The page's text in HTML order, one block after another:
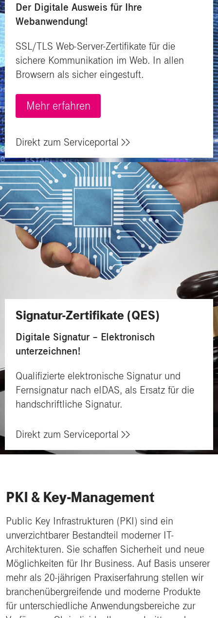
Der Digitale Ausweis für Ihre
Webanwendung!
SSL/TLS Web-Server-Zertifikate für die
sichere Kommunikation im Web. In allen
Browsern als sicher eingestuft.
Mehr erfahren
Direkt zum Serviceportal
Signatur-Zertifikate (QES)
Digitale Signatur – Elektronisch
unterzeichnen!
Qualifizierte elektronische Signatur und
Fernsignatur nach eIDAS, als Ersatz für die
handschriftliche Signatur.
Direkt zum Serviceportal
PKI & Key-Management
Public Key Infrastrukturen (PKI) sind ein
unverzichtbarer Bestandteil moderner IT-
Architekturen. Sie schaffen Sicherheit und neue
Möglichkeiten für Ihr Business. Auf Basis unserer
mehr als 20-jährigen Praxiserfahrung stellen wir
branchenübergreifende und moderne Produkte
für unterschiedliche Anwendungsbereiche zur